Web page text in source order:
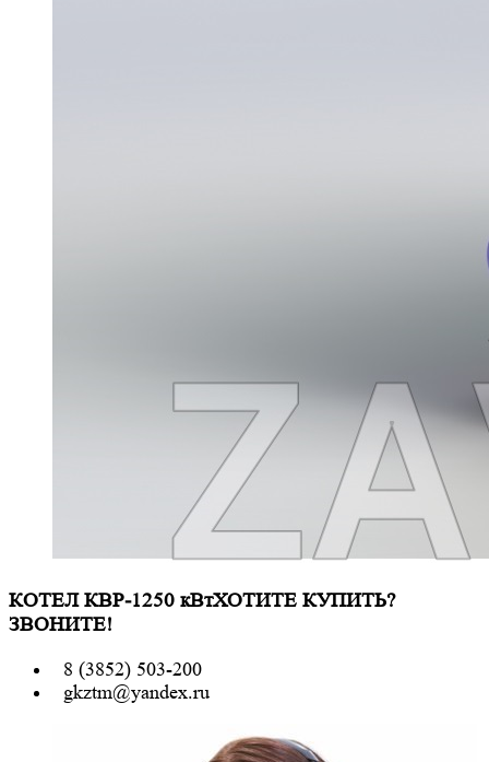
КОТЕЛ КВР-1250 кВтХОТИТЕ КУПИТЬ?
ЗВОНИТЕ!
8 (3852) 503-200
gkztm@yandex.ru